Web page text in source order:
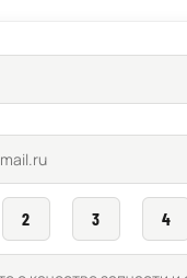
2 3 4